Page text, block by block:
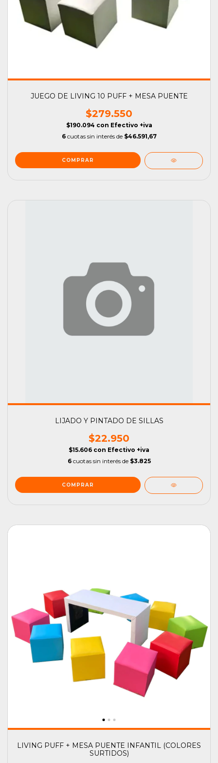
JUEGO DE LIVING 10 PUFF + MESA PUENTE
$279.550
$190.094 con Efectivo +iva
6 cuotas sin interés de $46.591,67
LIJADO Y PINTADO DE SILLAS
$22.950
$15.606 con Efectivo +iva
6 cuotas sin interés de $3.825
LIVING PUFF + MESA PUENTE INFANTIL (COLORES
SURTIDOS)